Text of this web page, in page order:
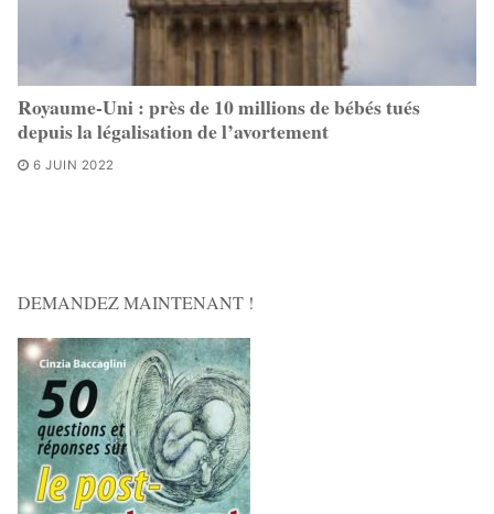
Royaume-Uni : près de 10 millions de bébés tués
depuis la légalisation de l’avortement
6 JUIN 2022
DEMANDEZ MAINTENANT !